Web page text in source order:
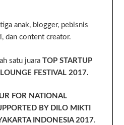
anak, blogger, pebisnis
dan content creator.
satu juaraTOP STARTUP
FESTIVAL 2017.
FOR NATIONAL
BY DILO MIKTI
INDONESIA 2017.